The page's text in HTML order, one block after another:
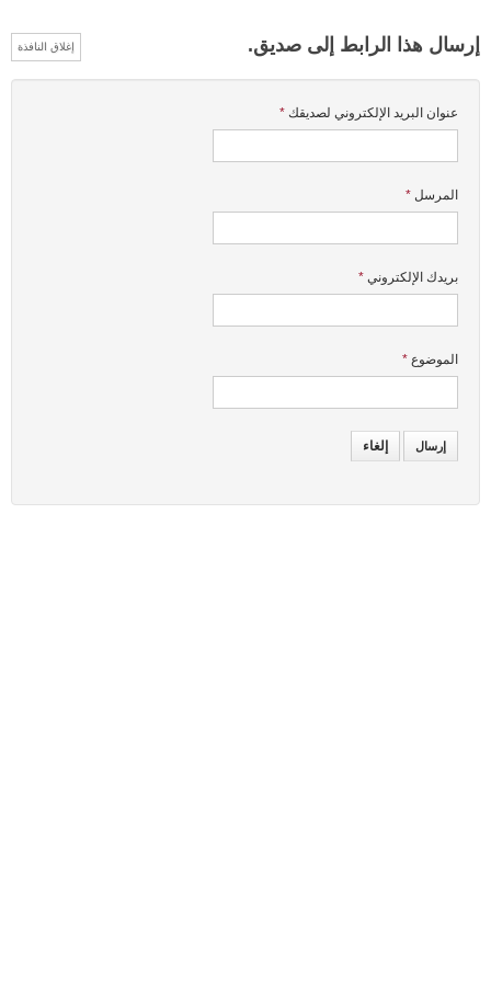
إرسال هذا الرابط إلى صديق. إغلاق النافذة
عنوان البريد الإلكتروني لصديقك *
المرسل *
بريدك الإلكتروني *
الموضوع *
إرسال إلغاء